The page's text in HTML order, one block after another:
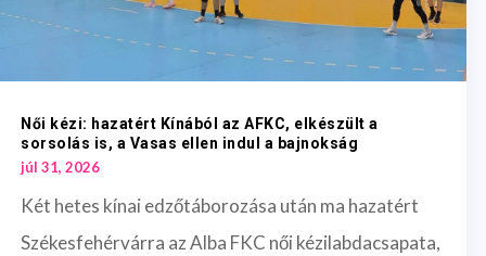
Női kézi: hazatért Kínából az AFKC, elkészült a
sorsolás is, a Vasas ellen indul a bajnokság
júl 31, 2026
Két hetes kínai edzőtáborozása után ma hazatért
Székesfehérvárra az Alba FKC női kézilabdacsapata,